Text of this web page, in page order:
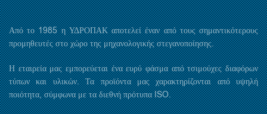
Από το 1985 η ΥΔΡΟΠΑΚ αποτελεί έναν από τους σημαντικότερους
προμηθευτές στο χώρο της μηχανολογικής στεγανοποίησης.
Η εταιρεία μας εμπορεύεται ένα ευρύ φάσμα από τσιμούχες διαφόρων
τύπων και υλικών. Τα προϊόντα μας χαρακτηρίζονται από υψηλή
ποιότητα, σύμφωνα με τα διεθνή πρότυπα ISO.